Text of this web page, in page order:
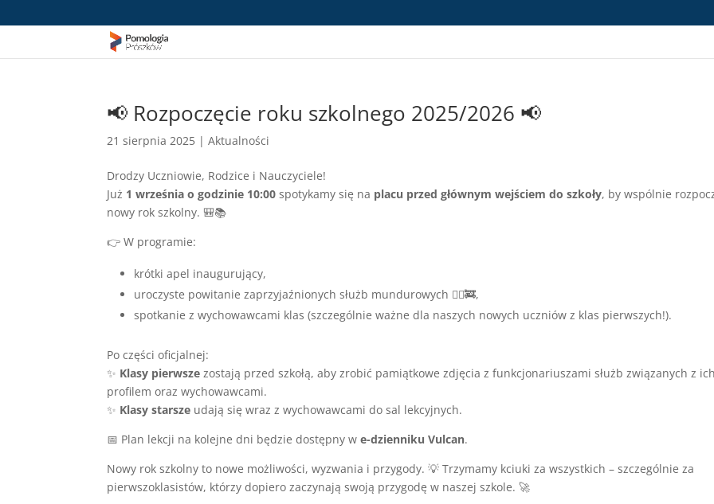
📢 Rozpoczęcie roku szkolnego 2025/2026 📢
21 sierpnia 2025 |Aktualności
Drodzy Uczniowie, Rodzice i Nauczyciele!
Już 1 września o godzinie 10:00 spotykamy się na placu przed głównym wejściem do szkoły, by wspólnie
nowy rok szkolny. 🎒📚
👉 W programie:
krótki apel inaugurujący,
uroczyste powitanie zaprzyjaźnionych służb mundurowych 👮‍♂️🚒,
spotkanie z wychowawcami klas (szczególnie ważne dla naszych nowych uczniów z klas pierwszych!).
Po części oficjalnej:
✨ Klasy pierwsze zostają przed szkołą, aby zrobić pamiątkowe zdjęcia z funkcjonariuszami służb związanych z
profilem oraz wychowawcami.
✨ Klasy starsze udają się wraz z wychowawcami do sal lekcyjnych.
📅 Plan lekcji na kolejne dni będzie dostępny we-dzienniku Vulcan.
Nowy rok szkolny to nowe możliwości, wyzwania i przygody. 💡 Trzymamy kciuki za wszystkich – szczególnie za
pierwszoklasistów, którzy dopiero zaczynają swoją przygodę w naszej szkole. 🚀